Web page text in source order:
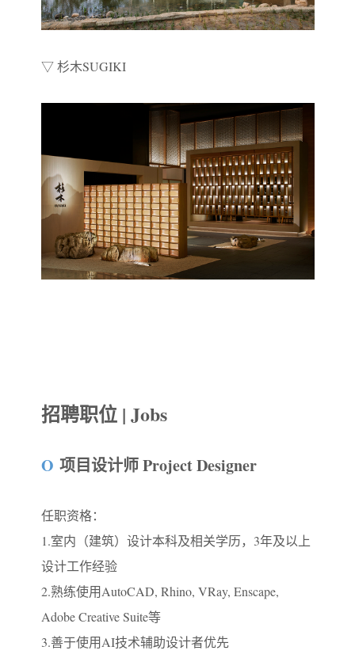
▽ 杉木SUGIKI
招聘职位 | Jobs
O 项目设计师 Project Designer
任职资格：
1.室内（建筑）设计本科及相关学历，3年及以上
设计工作经验
2.熟练使用AutoCAD, Rhino, VRay, Enscape,
Adobe Creative Suite等
3.善于使用AI技术辅助设计者优先